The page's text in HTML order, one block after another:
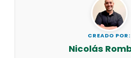
CREADO POR:
Nicolás